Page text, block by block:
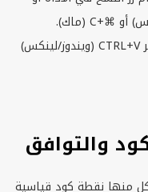
أو ⌘+C (ماك).
CTRL+V (ويندوز/لينكس)
منها نقطة كود قياسية